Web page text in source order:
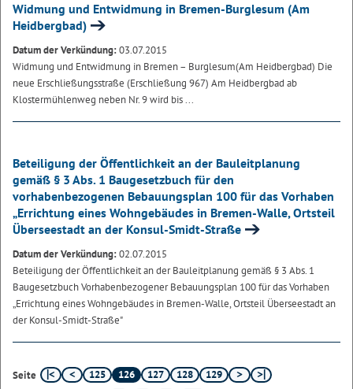
Widmung und Entwidmung in Bremen-Burglesum (Am
Heidbergbad)
Datum der Verkündung:03.07.2015
Widmung und Entwidmung in Bremen – Burglesum(Am Heidbergbad) Die
neue Erschließungsstraße (Erschließung 967) Am Heidbergbad ab
Klostermühlenweg neben Nr. 9 wird bis ...
Beteiligung der Öffentlichkeit an der Bauleitplanung
gemäß § 3 Abs. 1 Baugesetzbuch für den
vorhabenbezogenen Bebauungsplan 100 für das Vorhaben
„Errichtung eines Wohngebäudes in Bremen-Walle, Ortsteil
Überseestadt an der Konsul-Smidt-Straße
Datum der Verkündung:02.07.2015
Beteiligung der Öffentlichkeit an der Bauleitplanung gemäß § 3 Abs. 1
Baugesetzbuch Vorhabenbezogener Bebauungsplan 100 für das Vorhaben
„Errichtung eines Wohngebäudes in Bremen-Walle, Ortsteil Überseestadt an
der Konsul-Smidt-Straße"
Seite 125 126 127 128
129